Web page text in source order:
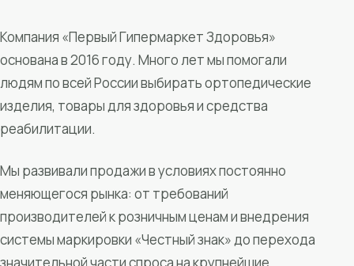
Компания «Первый Гипермаркет Здоровья»
основана в 2016 году. Много лет мы помогали
людям по всей России выбирать ортопедические
изделия, товары для здоровья и средства
реабилитации.
Мы развивали продажи в условиях постоянно
меняющегося рынка: от требований
производителей к розничным ценам и внедрения
системы маркировки «Честный знак» до перехода